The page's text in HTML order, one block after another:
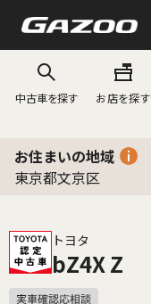
中古車を探す お店を探す
お住まいの地域
東京都文京区
トヨタ
bZ4X Z